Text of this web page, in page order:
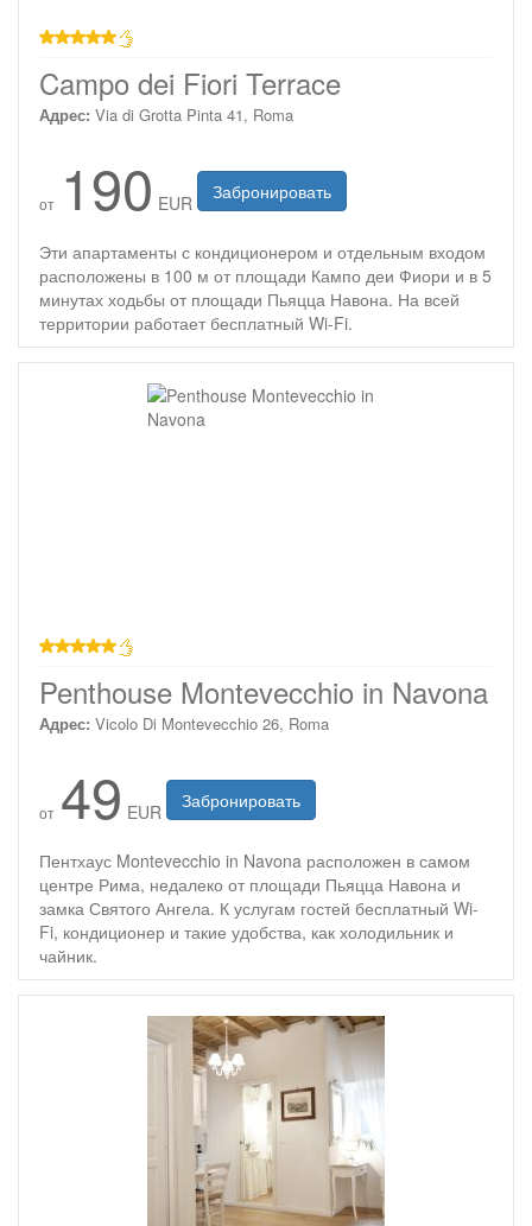
Campo dei Fiori Terrace
Адрес: Via di Grotta Pinta 41, Roma
от 190 EUR Забронировать
Эти апартаменты с кондиционером и отдельным входом
расположены в 100 м от площади Кампо деи Фиори и в 5
минутах ходьбы от площади Пьяцца Навона. На всей
территории работает бесплатный Wi-Fi.
Penthouse Montevecchio in Navona
Адрес: Vicolo Di Montevecchio 26, Roma
от 49 EUR Забронировать
Пентхаус Montevecchio in Navona расположен в самом
центре Рима, недалеко от площади Пьяцца Навона и
замка Святого Ангела. К услугам гостей бесплатный Wi-
Fi, кондиционер и такие удобства, как холодильник и
чайник.